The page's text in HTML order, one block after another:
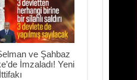
ve Şahbaz
İmzaladı! Yeni